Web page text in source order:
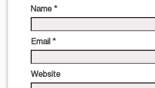
Name *
Email *
Website